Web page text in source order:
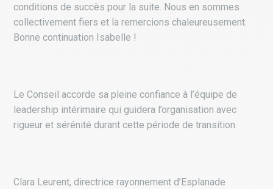
conditions de succès pour la suite. Nous en sommes
collectivement fiers et la remercions chaleureusement.
Bonne continuation Isabelle !
Le Conseil accorde sa pleine confiance à l’équipe de
leadership intérimaire qui guidera l’organisation avec
rigueur et sérénité durant cette période de transition.
Clara Leurent, directrice rayonnement d’Esplanade